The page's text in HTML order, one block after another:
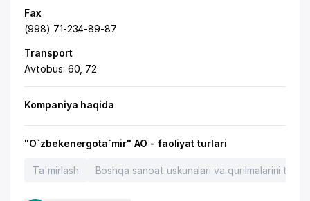
Fax
(998) 71-234-89-87
Transport
Avtobus: 60, 72
Kompaniya haqida
"O`zbekenergota`mir" AO - faoliyat turlari
Ta'mirlash Boshqa sanoat uskunalari va qurilmalarini